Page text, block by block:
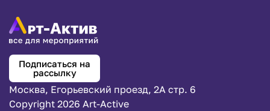
Подписаться на
рассылку
Москва, Егорьевский проезд, 2А стр. 6
Copyright 2026 Art-Active